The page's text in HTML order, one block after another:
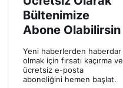
Bültenimize
Abone Olabilirsin
Yeni haberlerden haberdar
olmak için fırsatı kaçırma ve
ücretsiz e-posta
aboneliğini hemen başlat.